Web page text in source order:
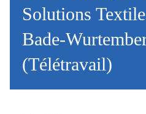
Solutions
Bade-
(Télétravail)